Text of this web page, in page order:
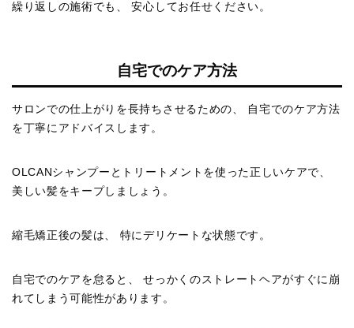
繰り返しの施術でも、 安心してお任せください。
自宅でのケア方法
サロンでの仕上がりを長持ちさせるための、 自宅でのケア方法
を丁寧にアドバイスします。
OLCANシャンプーとトリートメントを使った正しいケアで、
美しい髪をキープしましょう。
縮毛矯正後の髪は、 特にデリケートな状態です。
自宅でのケアを怠ると、 せっかくのストレートヘアがすぐに崩
れてしまう可能性があります。